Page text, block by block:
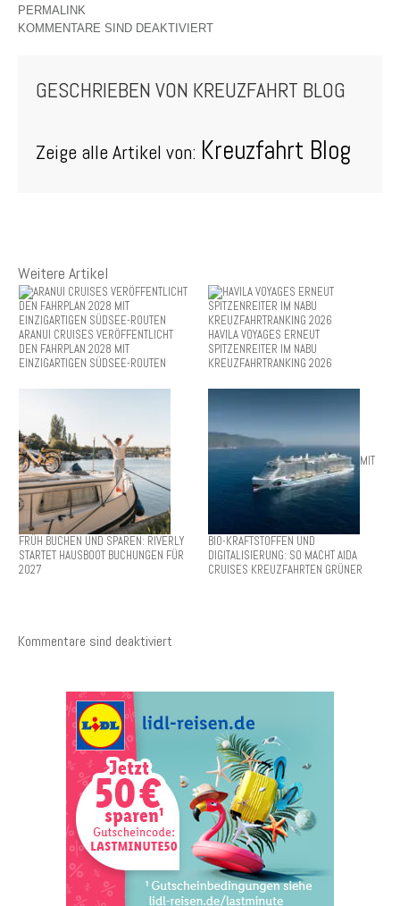
PERMALINK
KOMMENTARE SIND DEAKTIVIERT
GESCHRIEBEN VON KREUZFAHRT BLOG
Zeige alle Artikel von: Kreuzfahrt Blog
Weitere Artikel
ARANUI CRUISES VERÖFFENTLICHT
DEN FAHRPLAN 2028 MIT
EINZIGARTIGEN SÜDSEE-ROUTEN
HAVILA VOYAGES ERNEUT
SPITZENREITER IM NABU
KREUZFAHRTRANKING 2026
FRÜH BUCHEN UND SPAREN: RIVERLY
STARTET HAUSBOOT BUCHUNGEN FÜR
2027
MIT
BIO-KRAFTSTOFFEN UND
DIGITALISIERUNG: SO MACHT AIDA
CRUISES KREUZFAHRTEN GRÜNER
Kommentare sind deaktiviert